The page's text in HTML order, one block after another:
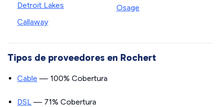
Detroit Lakes
Callaway
Osage
Tipos de proveedores en Rochert
Cable — 100% Cobertura
DSL — 71% Cobertura